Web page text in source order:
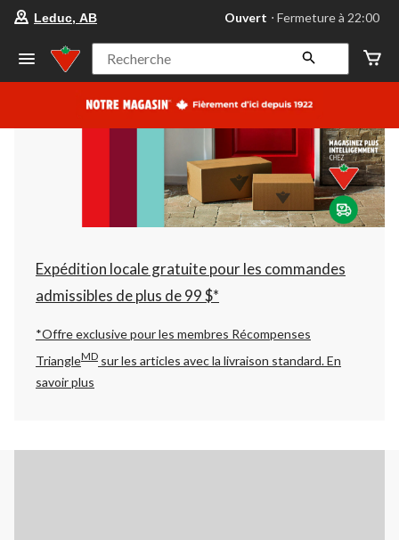
votre
préféré
Leduc,
AB,
courament
Fermeture
à
22:00
cliquer
pour
changer
Leduc, AB Ouvert ⋅ Fermeture à 22:00
Recherche
Expédition locale gratuite pour les commandes
admissibles de plus de 99 $*
*Offre exclusive pour les membres Récompenses
TriangleMD sur les articles avec la livraison standard.En
savoir plus